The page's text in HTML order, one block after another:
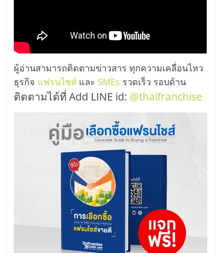
ผู้อ่านสามารถติดตามข่าวสาร ทุกความเคลื่อนไหว
ธุรกิจ แฟรนไชส์ และ SMEs รวดเร็ว รอบด้าน
ติดตามได้ที่ Add LINE id: @thaifranchise